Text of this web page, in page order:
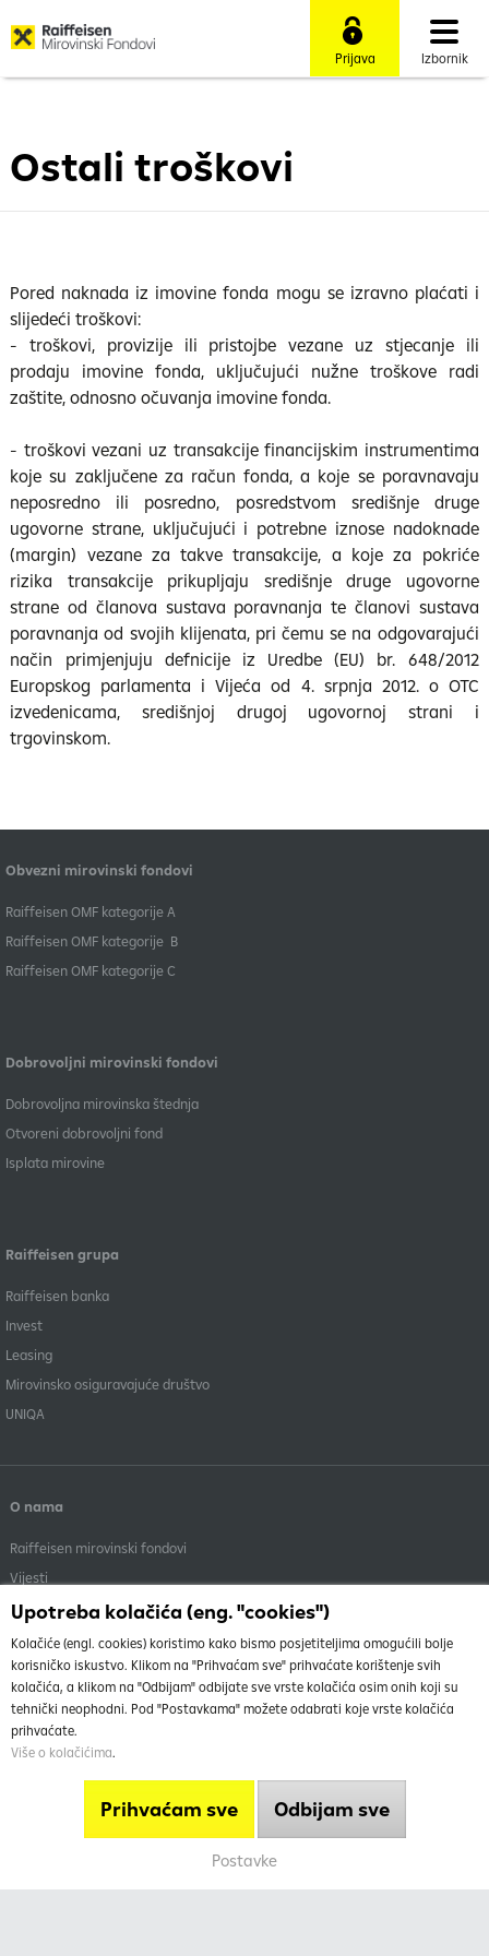
Upotreba kolačića (eng. "cookies")
Kolačiće (engl. cookies) koristimo kako bismo posjetiteljima omogućili bolje
korisničko iskustvo. Klikom na "Prihvaćam sve" prihvaćate korištenje svih
kolačića, a klikom na "Odbijam" odbijate sve vrste kolačića osim onih koji su
tehnički neophodni. Pod "Postavkama" možete odabrati koje vrste kolačića
prihvaćate.
Više o kolačićima.
Prihvaćam sve Odbijam sve
Postavke
Izbornik
Prijava
Ostali troškovi
Pored naknada iz imovine fonda mogu se izravno plaćati i
slijedeći troškovi:
- troškovi, provizije ili pristojbe vezane uz stjecanje ili
prodaju imovine fonda, uključujući nužne troškove radi
zaštite, odnosno očuvanja imovine fonda.
- troškovi vezani uz transakcije financijskim instrumentima
koje su zaključene za račun fonda, a koje se poravnavaju
neposredno ili posredno, posredstvom središnje druge
ugovorne strane, uključujući i potrebne iznose nadoknade
(margin) vezane za takve transakcije, a koje za pokriće
rizika transakcije prikupljaju središnje druge ugovorne
strane od članova sustava poravnanja te članovi sustava
poravnanja od svojih klijenata, pri čemu se na odgovarajući
način primjenjuju defnicije iz Uredbe (EU) br. 648/2012
Europskog parlamenta i Vijeća od 4. srpnja 2012. o OTC
izvedenicama, središnjoj drugoj ugovornoj strani i
trgovinskom.
Obvezni mirovinski fondovi
​Raiffeisen OMF kategorije A
Raiffeisen OMF kategorije B
​Raiffeisen OMF kategorije C
Dobrovoljni mirovinski fondovi
Dobrovoljna mirovinska štednja
Otvoreni dobrovoljni fond
Isplata mirovine
Raiffeisen grupa
Raiffeisen banka
Invest
Leasing
Mirovinsko osiguravajuće društvo
UNIQA
O nama
Raiffeisen mirovinski fondovi
Vijesti
Menadžment
Dokumenti i objave
O nama
Uvjeti korištenja stranice